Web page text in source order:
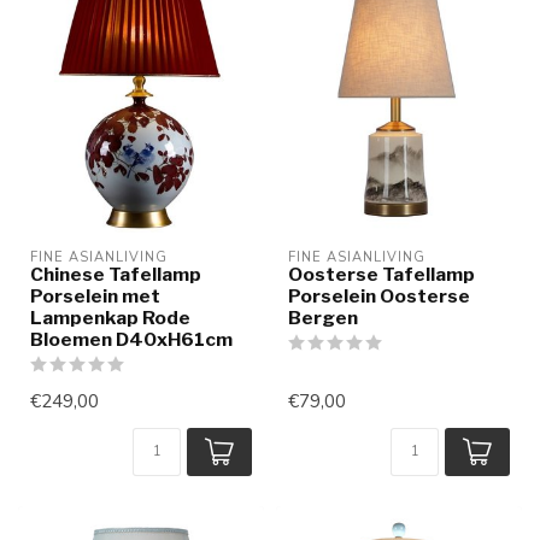
FINE ASIANLIVING
Chinese Tafellamp
Porselein met
Lampenkap Rode
Bloemen D40xH61cm
€249,00
FINE ASIANLIVING
Oosterse Tafellamp
Porselein Oosterse
Bergen
€79,00